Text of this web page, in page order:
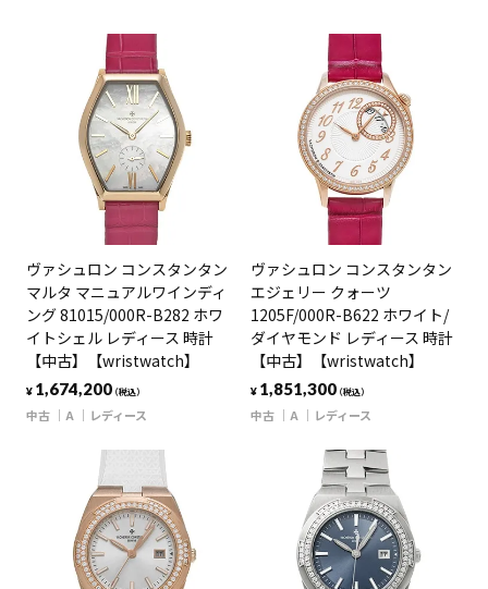
ヴァシュロン コンスタンタン
マルタ マニュアルワインディ
ング 81015/000R-B282 ホワ
イトシェル レディース 時計
【中古】【wristwatch】
¥ 1,674,200（税込）
中古 A レディース
ヴァシュロン コンスタンタン
エジェリー クォーツ
1205F/000R-B622 ホワイト/
ダイヤモンド レディース 時計
【中古】【wristwatch】
¥ 1,851,300（税込）
中古 A レディース